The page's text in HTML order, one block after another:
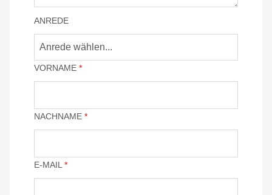
ANREDE
VORNAME *
NACHNAME *
E-MAIL *